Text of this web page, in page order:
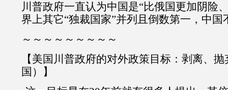
川普政府一直认为中国是“比俄国更加阴险
界上其它“独裁国家”并列且倒数第一，中国
～～～～～～～～～
【美国川普政府的对外政策目标：剥离、
国）】